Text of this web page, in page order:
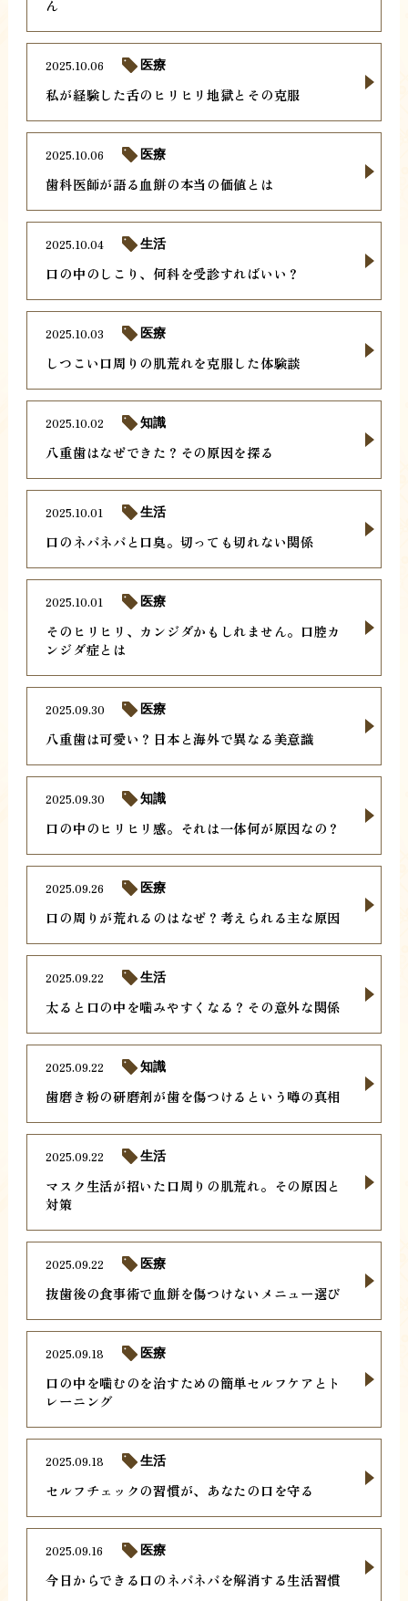
ん
私が経験した舌のヒリヒリ地獄とその克服
2025.10.06 医療
歯科医師が語る血餅の本当の価値とは
2025.10.06 医療
口の中のしこり、何科を受診すればいい？
2025.10.04 生活
しつこい口周りの肌荒れを克服した体験談
2025.10.03 医療
八重歯はなぜできた？その原因を探る
2025.10.02 知識
口のネバネバと口臭。切っても切れない関係
2025.10.01 生活
そのヒリヒリ、カンジダかもしれません。口腔カ
ンジダ症とは
2025.10.01 医療
八重歯は可愛い？日本と海外で異なる美意識
2025.09.30 医療
口の中のヒリヒリ感。それは一体何が原因なの？
2025.09.30 知識
口の周りが荒れるのはなぜ？考えられる主な原因
2025.09.26 医療
太ると口の中を噛みやすくなる？その意外な関係
2025.09.22 生活
歯磨き粉の研磨剤が歯を傷つけるという噂の真相
2025.09.22 知識
マスク生活が招いた口周りの肌荒れ。その原因と
対策
2025.09.22 生活
抜歯後の食事術で血餅を傷つけないメニュー選び
2025.09.22 医療
口の中を噛むのを治すための簡単セルフケアとト
レーニング
2025.09.18 医療
セルフチェックの習慣が、あなたの口を守る
2025.09.18 生活
今日からできる口のネバネバを解消する生活習慣
2025.09.16 医療